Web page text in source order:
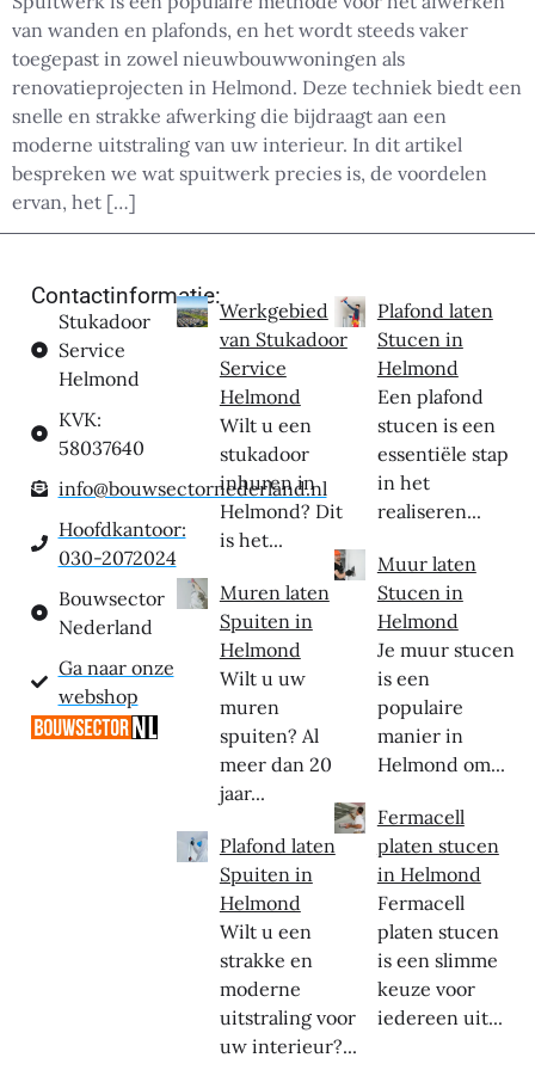
van wanden en plafonds, en het wordt steeds vaker
toegepast in zowel nieuwbouwwoningen als
renovatieprojecten in Helmond. Deze techniek biedt een
snelle en strakke afwerking die bijdraagt aan een
moderne uitstraling van uw interieur. In dit artikel
bespreken we wat spuitwerk precies is, de voordelen
ervan, het […]
Contactinformatie:
Stukadoor
Service
Helmond
KVK:
58037640
info@bouwsectornederland.nl
Hoofdkantoor:
030-2072024
Bouwsector
Nederland
Ga naar onze
webshop
Werkgebied
van Stukadoor
Service
Helmond
Wilt u een
stukadoor
inhuren in
Helmond? Dit
is het...
Muren laten
Spuiten in
Helmond
Wilt u uw
muren
spuiten? Al
meer dan 20
jaar...
Plafond laten
Spuiten in
Helmond
Wilt u een
strakke en
moderne
uitstraling voor
uw interieur?...
Plafond laten
Stucen in
Helmond
Een plafond
stucen is een
essentiële stap
in het
realiseren...
Muur laten
Stucen in
Helmond
Je muur stucen
is een
populaire
manier in
Helmond om...
Fermacell
platen stucen
in Helmond
Fermacell
platen stucen
is een slimme
keuze voor
iedereen uit...